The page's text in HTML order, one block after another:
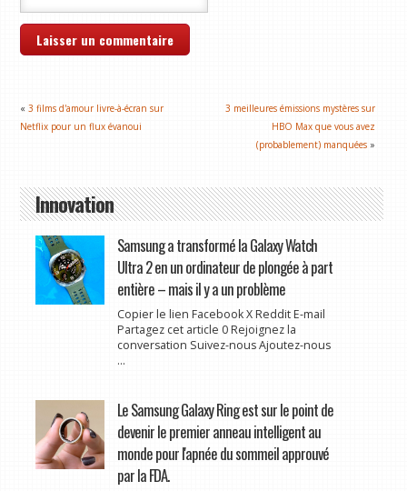
«3 films d'amour livre-à-écran sur
Netflix pour un flux évanoui
3 meilleures émissions mystères sur
HBO Max que vous avez
(probablement) manquées »
Innovation
Samsung a transformé la Galaxy Watch
Ultra 2 en un ordinateur de plongée à part
entière – mais il y a un problème
Copier le lien Facebook X Reddit E-mail
Partagez cet article 0 Rejoignez la
conversation Suivez-nous Ajoutez-nous
...
Le Samsung Galaxy Ring est sur le point de
devenir le premier anneau intelligent au
monde pour l'apnée du sommeil approuvé
par la FDA.